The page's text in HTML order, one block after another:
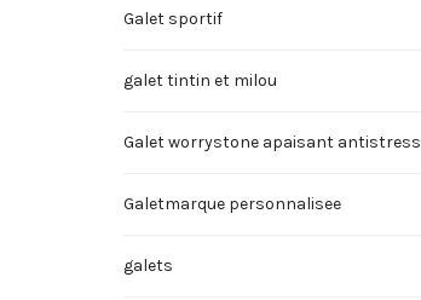
Galet sportif
galet tintin et milou
Galet worrystone apaisant antistress
Galetmarque personnalisee
galets